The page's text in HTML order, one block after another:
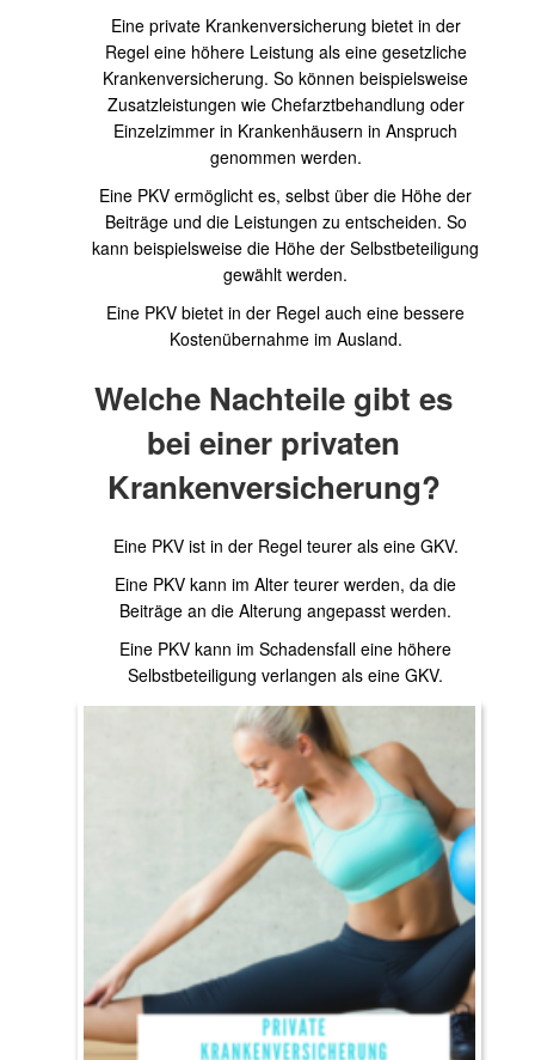
Eine private Krankenversicherung bietet in der
Regel eine höhere Leistung als eine gesetzliche
Krankenversicherung. So können beispielsweise
Zusatzleistungen wie Chefarztbehandlung oder
Einzelzimmer in Krankenhäusern in Anspruch
genommen werden.
Eine PKV ermöglicht es, selbst über die Höhe der
Beiträge und die Leistungen zu entscheiden. So
kann beispielsweise die Höhe der Selbstbeteiligung
gewählt werden.
Eine PKV bietet in der Regel auch eine bessere
Kostenübernahme im Ausland.
Welche Nachteile gibt es
bei einer privaten
Krankenversicherung?
Eine PKV ist in der Regel teurer als eine GKV.
Eine PKV kann im Alter teurer werden, da die
Beiträge an die Alterung angepasst werden.
Eine PKV kann im Schadensfall eine höhere
Selbstbeteiligung verlangen als eine GKV.